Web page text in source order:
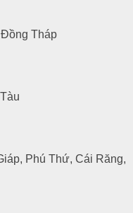
Tháp
Phú Thứ, Cái Răng,